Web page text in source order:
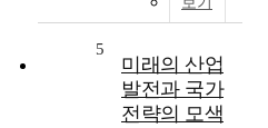
5
미래의 산업
발전과 국가
전략의 모색